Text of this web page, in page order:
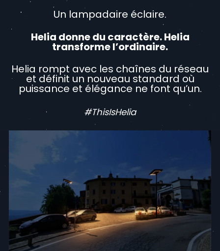
Un lampadaire éclaire.
Helia donne du caractère. Helia
transforme l’ordinaire.
Helia rompt avec les chaînes du réseau
et définit un nouveau standard où
puissance et élégance ne font qu’un.
#ThisIsHelia